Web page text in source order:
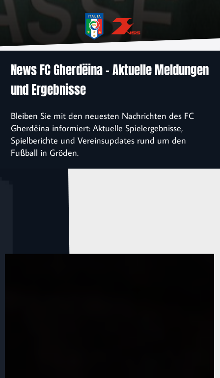
News
Verein
Sponsoren
Einschreibung
News FC Gherdëina – Aktuelle Meldungen
und Ergebnisse
Bleiben Sie mit den neuesten Nachrichten des FC
Gherdëina informiert: Aktuelle Spielergebnisse,
Spielberichte und Vereinsupdates rund um den
Fußball in Gröden.